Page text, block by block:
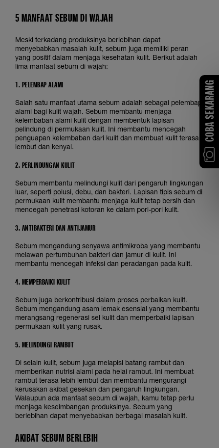
5 MANFAAT SEBUM DI WAJAH
Meski terkadang produksinya berlebihan dapat
menyebabkan masalah kulit, sebum juga memiliki peran
yang positif dalam menjaga kesehatan kulit. Berikut adalah
lima manfaat sebum di wajah:
1. PELEMBAP ALAMI
Salah satu manfaat utama sebum adalah sebagai pelembap
alami bagi kulit wajah. Sebum membantu menjaga
kelembaban alami kulit dengan membentuk lapisan
pelindung di permukaan kulit. Ini membantu mencegah
penguapan kelembaban dari kulit dan membuat kulit terasa
lembut dan kenyal.
2. PERLINDUNGAN KULIT
Sebum membantu melindungi kulit dari pengaruh lingkungan
luar, seperti polusi, debu, dan bakteri. Lapisan tipis sebum di
permukaan kulit membantu menjaga kulit tetap bersih dan
mencegah penetrasi kotoran ke dalam pori-pori kulit.
3. ANTIBAKTERI DAN ANTIJAMUR
Sebum mengandung senyawa antimikroba yang membantu
melawan pertumbuhan bakteri dan jamur di kulit. Ini
membantu mencegah infeksi dan peradangan pada kulit.
4. MEMPERBAIKI KULIT
Sebum juga berkontribusi dalam proses perbaikan kulit.
Sebum mengandung asam lemak esensial yang membantu
merangsang regenerasi sel kulit dan memperbaiki lapisan
permukaan kulit yang rusak.
5. MELINDUNGI RAMBUT
Di selain kulit, sebum juga melapisi batang rambut dan
memberikan nutrisi alami pada helai rambut. Ini membuat
rambut terasa lebih lembut dan membantu mengurangi
kerusakan akibat gesekan dan pengaruh lingkungan.
Walaupun ada manfaat sebum di wajah, kamu tetap perlu
menjaga keseimbangan produksinya. Sebum yang
berlebihan dapat menyebabkan berbagai masalah kulit.
AKIBAT SEBUM BERLEBIH
COBA SEKARANG